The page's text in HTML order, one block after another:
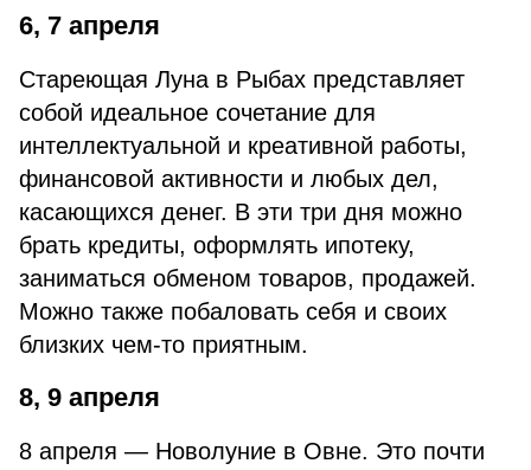
6, 7 апреля
Стареющая Луна в Рыбах представляет
собой идеальное сочетание для
интеллектуальной и креативной работы,
финансовой активности и любых дел,
касающихся денег. В эти три дня можно
брать кредиты, оформлять ипотеку,
заниматься обменом товаров, продажей.
Можно также побаловать себя и своих
близких чем-то приятным.
8, 9 апреля
8 апреля — Новолуние в Овне. Это почти